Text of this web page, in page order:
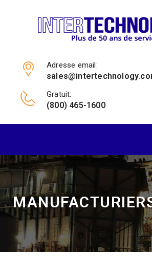
Adresse email:
Gratuit:
(800) 465-1600